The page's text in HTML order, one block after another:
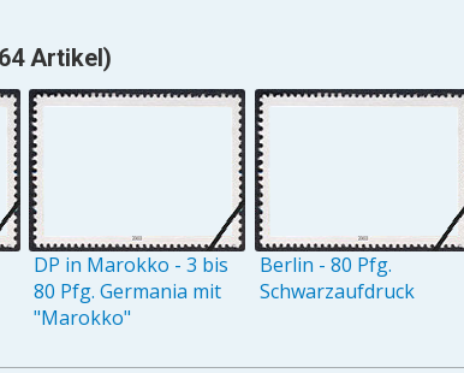
Artikel)
DP in Marokko - 3 bis
80 Pfg. Germania mit
"Marokko"
Berlin - 80 Pfg.
Schwarzaufdruck